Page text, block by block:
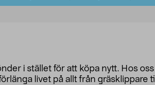
i stället för att köpa nytt. Hos oss
livet på allt från gräsklippare till